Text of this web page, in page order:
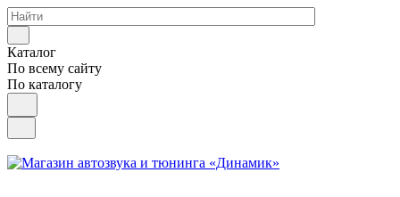
Каталог
По всему сайту
По каталогу